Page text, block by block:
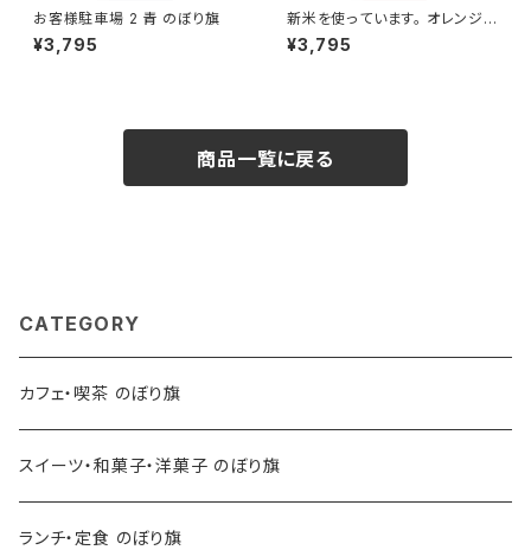
お客様駐車場 2 青 のぼり旗
¥3,795
新米を使っています。 オレンジ
のぼり旗
¥3,795
商品一覧に戻る
CATEGORY
カフェ・喫茶 のぼり旗
スイーツ・和菓子・洋菓子 のぼり旗
ランチ・定食 のぼり旗